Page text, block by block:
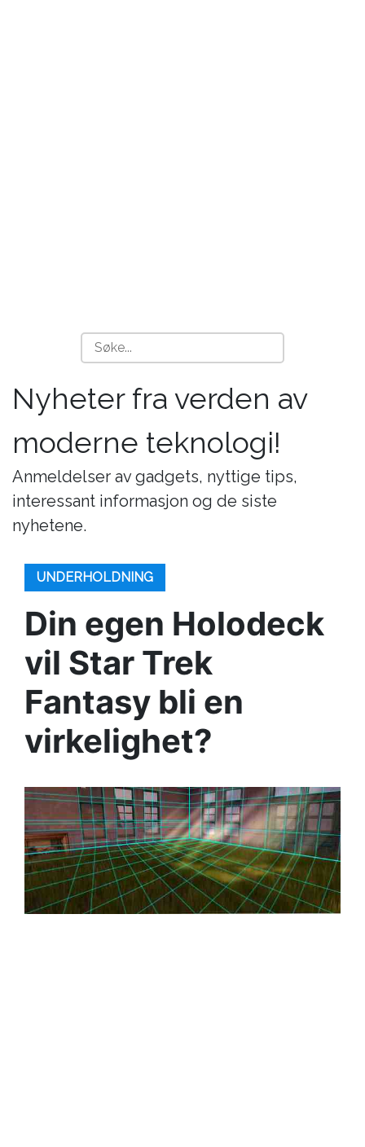
Nyheter fra verden av
moderne teknologi!
Anmeldelser av gadgets, nyttige tips,
interessant informasjon og de siste
nyhetene.
UNDERHOLDNING
Din egen Holodeck
vil Star Trek
Fantasy bli en
virkelighet?